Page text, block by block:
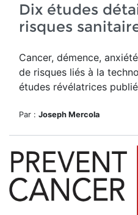
Dix études
risques
Cancer, démence,
de risques liés à la
études révélatrices
Par : Joseph Mercola